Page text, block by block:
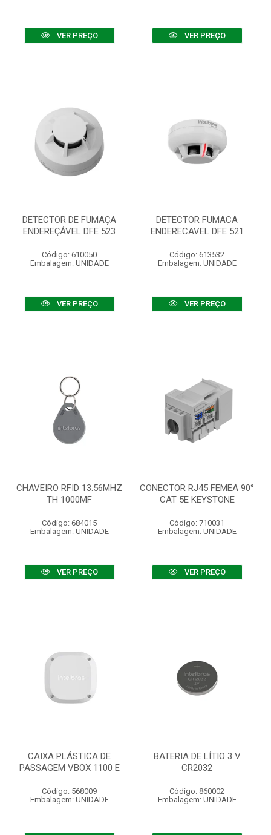
VER PREÇO VER PREÇO
DETECTOR DE FUMAÇA
ENDEREÇÁVEL DFE 523
Código: 610050
Embalagem: UNIDADE
VER PREÇO
DETECTOR FUMACA
ENDERECAVEL DFE 521
Código: 613532
Embalagem: UNIDADE
VER PREÇO
CHAVEIRO RFID 13.56MHZ
TH 1000MF
Código: 684015
Embalagem: UNIDADE
VER PREÇO
CONECTOR RJ45 FEMEA 90°
CAT 5E KEYSTONE
Código: 710031
Embalagem: UNIDADE
VER PREÇO
CAIXA PLÁSTICA DE
PASSAGEM VBOX 1100 E
Código: 568009
Embalagem: UNIDADE
BATERIA DE LÍTIO 3 V
CR2032
Código: 860002
Embalagem: UNIDADE